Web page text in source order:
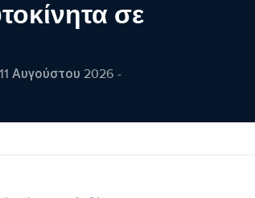
σε
Αυγούστου 2026 -